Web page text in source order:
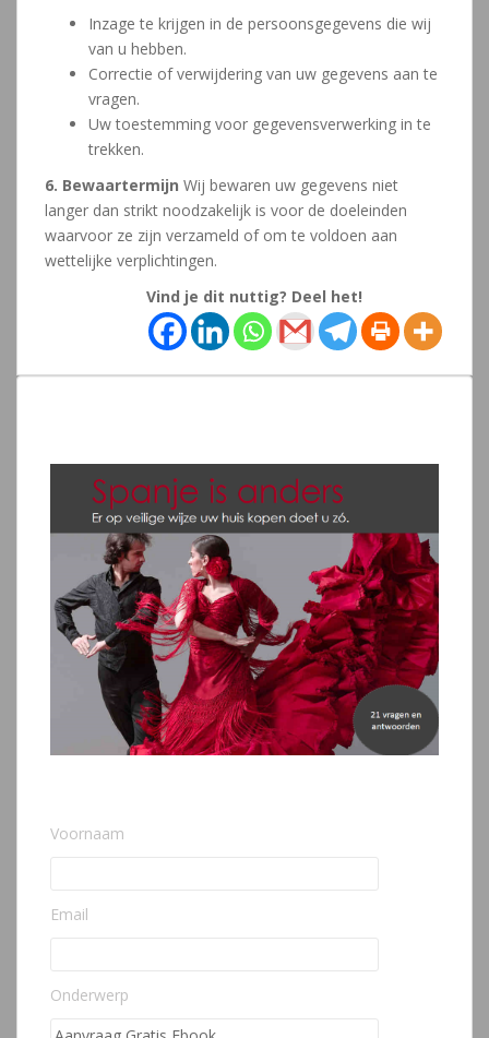
Inzage te krijgen in de persoonsgegevens die wij
van u hebben.
Correctie of verwijdering van uw gegevens aan te
vragen.
Uw toestemming voor gegevensverwerking in te
trekken.
6. Bewaartermijn Wij bewaren uw gegevens niet
langer dan strikt noodzakelijk is voor de doeleinden
waarvoor ze zijn verzameld of om te voldoen aan
wettelijke verplichtingen.
Vind je dit nuttig? Deel het!
Voornaam
Email
Onderwerp